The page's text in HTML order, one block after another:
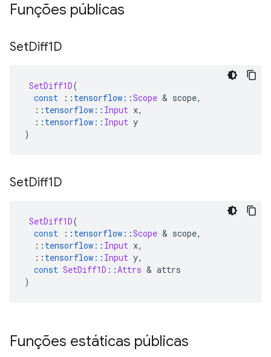
Funções públicas
SetDiff1D
SetDiff1D(
const
:: tensorflow ::Scope & scope,
:: tensorflow :: Input x,
:: tensorflow :: Input y
)
SetDiff1D
SetDiff1D(
const
:: tensorflow ::Scope & scope,
:: tensorflow :: Input x,
:: tensorflow :: Input y,
const SetDiff1D ::Attrs & attrs
)
Funções estáticas públicas